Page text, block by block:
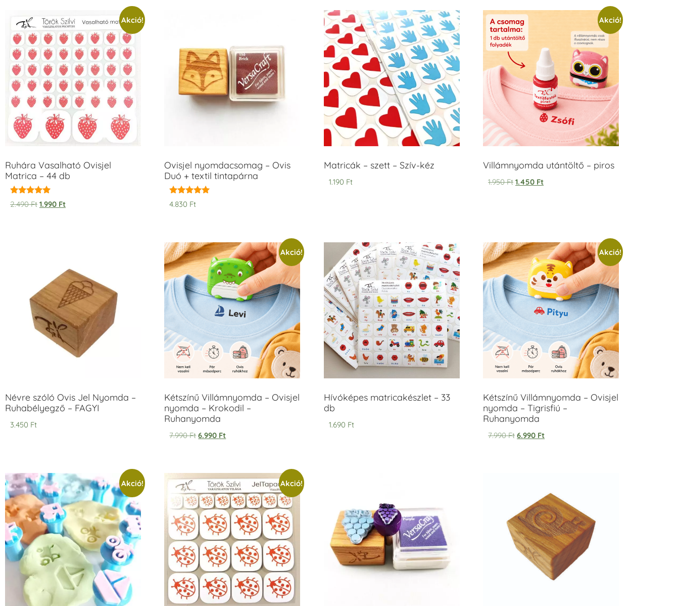
Akció!
Ruhára Vasalható Ovisjel
Matrica – 44 db
Értékelés:
5.00
2.490Ft 1.990 Ft
Ovisjel nyomdacsomag – Ovis
Duó + textil tintapárna
Értékelés:
5.00
4.830 Ft
Matricák – szett – Szív-kéz
1.190 Ft
Akció!
Villámnyomda utántöltő – piros
1.950Ft 1.450 Ft
Névre szóló Ovis Jel Nyomda –
Ruhabélyegző – FAGYI
3.450 Ft
Akció!
Kétszínű Villámnyomda – Ovisjel
nyomda – Krokodil –
Ruhanyomda
7.990Ft 6.990 Ft
Hívóképes matricakészlet – 33
db
1.690 Ft
Akció!
Kétszínű Villámnyomda – Ovisjel
nyomda – Tigrisfiú –
Ruhanyomda
7.990Ft 6.990 Ft
Akció! Akció!